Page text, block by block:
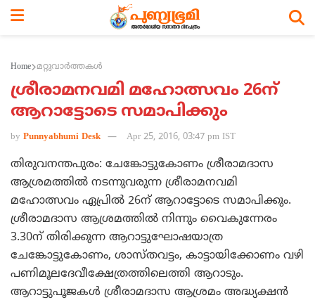
Home മറ്റുവാര്‍ത്തകള്‍
ശ്രീരാമനവമി മഹോത്സവം 26ന്
ആറാട്ടോടെ സമാപിക്കും
by Punnyabhumi Desk Apr 25, 2016, 03:47 pm IST
തിരുവനന്തപുരം: ചേങ്കോട്ടുകോണം ശ്രീരാമദാസ
ആശ്രമത്തില്‍ നടന്നുവരുന്ന ശ്രീരാമനവമി
മഹോത്സവം ഏപ്രില്‍ 26ന് ആറാട്ടോടെ സമാപിക്കും.
ശ്രീരാമദാസ ആശ്രമത്തില്‍ നിന്നും വൈകുന്നേരം
3.30ന് തിരിക്കുന്ന ആറാട്ടുഘോഷയാത്ര
ചേങ്കോട്ടുകോണം, ശാസ്തവട്ടം, കാട്ടായിക്കോണം വഴി
പണിമൂലദേവീക്ഷേത്രത്തിലെത്തി ആറാടും.
ആറാട്ടുപൂജകള്‍ ശ്രീരാമദാസ ആശ്രമം അദ്ധ്യക്ഷന്‍